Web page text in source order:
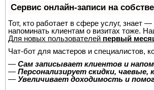
Сервис онлайн-записи на
Тот, кто работает в сфере услуг, знает
напоминать клиентам о визитах тоже.
Для новых пользователей первый
Чат-бот для мастеров и специалистов,
— Сам записывает клиентов и
— Персонализирует скидки,
— Увеличивает доходимость и